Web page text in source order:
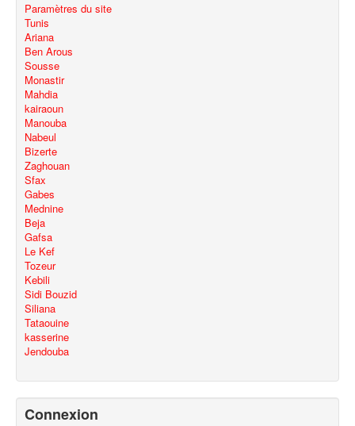
Paramètres du site
Tunis
Ariana
Ben Arous
Sousse
Monastir
Mahdia
kairaoun
Manouba
Nabeul
Bizerte
Zaghouan
Sfax
Gabes
Mednine
Beja
Gafsa
Le Kef
Tozeur
Kebili
Sidi Bouzid
Siliana
Tataouine
kasserine
Jendouba
Connexion